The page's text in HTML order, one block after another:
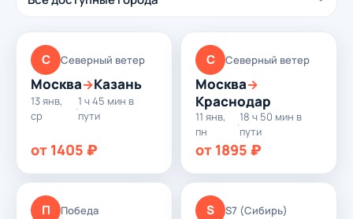
С Северный ветер
Москва→Казань
13 янв,
ср
·
1 ч 45 мин в
пути
от 1405 ₽
С Северный ветер
Москва→
Краснодар
11 янв,
пн
·
18 ч 50 мин в
пути
от 1895 ₽
П Победа S S7 (Сибирь)